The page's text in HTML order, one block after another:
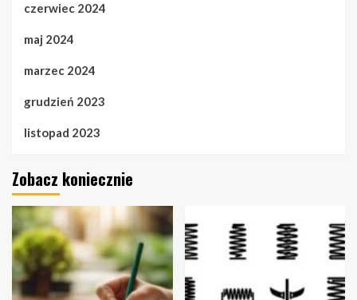
czerwiec 2024
maj 2024
marzec 2024
grudzień 2023
listopad 2023
Zobacz koniecznie